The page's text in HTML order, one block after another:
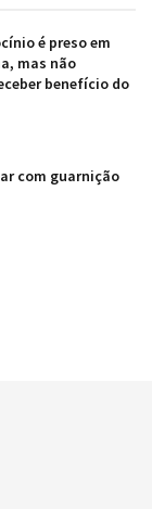
é preso em
mas não
benefício do
com guarnição